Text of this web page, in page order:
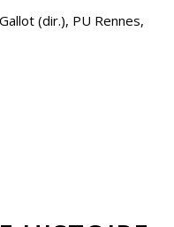
(dir.), PU Rennes,